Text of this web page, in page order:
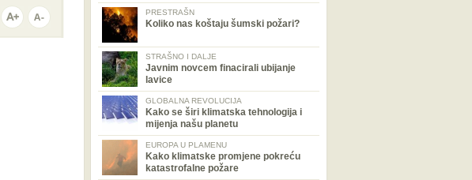
PRESTRAŠN
Koliko nas koštaju šumski požari?
STRAŠNO I DALJE
Javnim novcem finacirali ubijanje
lavice
GLOBALNA REVOLUCIJA
Kako se širi klimatska tehnologija i
mijenja našu planetu
EUROPA U PLAMENU
Kako klimatske promjene pokreću
katastrofalne požare